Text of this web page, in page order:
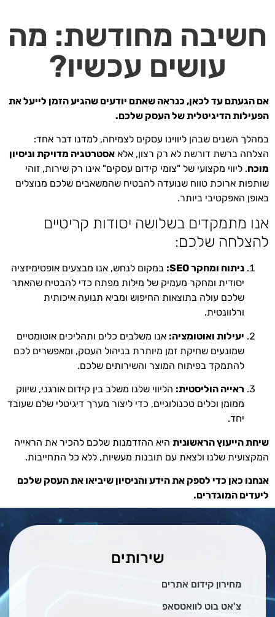
חשיבה מחודשת: מה
עושים עכשיו?
אם הגעתם עד לכאן, כנראה שאתם יודעים שהגיע הזמן לייעל את
הפעילות הדיגיטלית של העסק שלכם.
במהלך השנים שבהן ליווינו עסקים לצמיחה, למדנו דבר אחד:
הצלחה ברשת דורשת לא רק רצון, אלא אסטרטגיה מדויקת וניסיון
מוכח. ליווי מקצועי של "צומי קידום עסקים" אינו רק שירות, זוהי
שותפות ארוכת טווח שנועדה להבטיח שהמשאבים שלכם מנוצלים
באופן האפקטיבי ביותר.
אנו מתמקדים בשלושה יסודות קריטיים
להצלחה שלכם:
ניתוח ומחקר SEO:
במקום לנחש, אנו מבצעים אופטימיזציה
יסודית ומחקר מעמיק של מילות מפתח כדי להבטיח שהאתר
שלכם עולה בתוצאות החיפוש ומביא תנועה איכותית
ורלוונטית.
יעילות ואוטומציה: אנו משלבים כלים ותהליכים אוטומטיים
שמונעים שחיקת זמן מיותרת בניהול העסק, ומאפשרים לכם
להתמקד בפיתוח המוצר והשירותים שלכם.
ראייה הוליסטית: הליווי שלנו משלב בין קידום אורגני, שיווק
ממומן וכלים טכנולוגיים, כדי ליצור מערך דיגיטלי שלם שעובד
יחד.
שיחת הייעוץ הראשונית היא ההזדמנות שלכם להכיר את הראייה
המקצועית שלנו ולצאת עם תובנות מעשיות, ללא כל התחייבות.
אנחנו כאן כדי לספק את הידע והניסיון שיביאו את העסק שלכם
ליעדים המוגדרים.
שירותים
מחירון קידום אתרים
צ'אט בוט לוואטסאפ